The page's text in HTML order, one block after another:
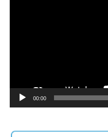
00:00